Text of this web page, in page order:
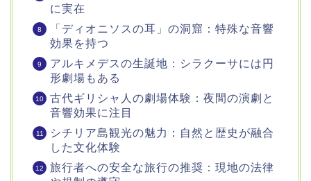
に実在
「ディオニソスの耳」の洞窟：特殊な音響
効果を持つ
アルキメデスの生誕地：シラクーサには円
形劇場もある
古代ギリシャ人の劇場体験：夜間の演劇と
音響効果に注目
シチリア島観光の魅力：自然と歴史が融合
した文化体験
旅行者への安全な旅行の推奨：現地の法律